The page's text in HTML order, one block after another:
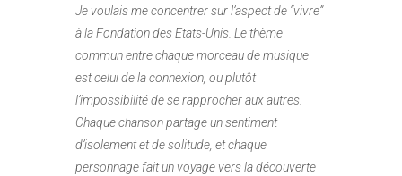
Je voulais me concentrer sur l’aspect de “vivre”
à la Fondation des Etats-Unis. Le thème
commun entre chaque morceau de musique
est celui de la connexion, ou plutôt
l’impossibilité de se rapprocher aux autres.
Chaque chanson partage un sentiment
d’isolement et de solitude, et chaque
personnage fait un voyage vers la découverte